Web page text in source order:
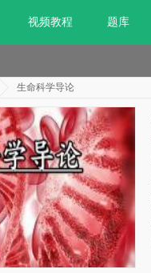
视频教程 题库
生命科学导论